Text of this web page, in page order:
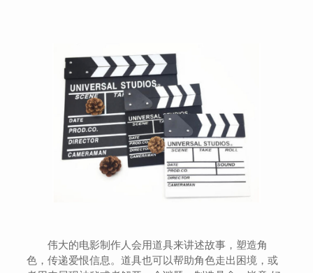
伟大的电影制作人会用道具来讲述故事，塑造角
色，传递爱恨信息。道具也可以帮助角色走出困境，或